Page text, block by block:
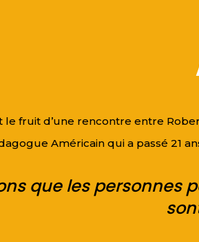
le fruit d’une rencontre entre
Américain qui a passé 21
que les personnes